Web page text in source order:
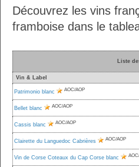
Découvrez les vins
framboise dans le
Liste
Vin & Label
Patrimonio blanc AOC/AOP
Bellet blanc AOC/AOP
Cassis blanc AOC/AOP
Clairette du Languedoc Cabrières AOC/AOP
Vin de Corse Coteaux du Cap Corse blanc